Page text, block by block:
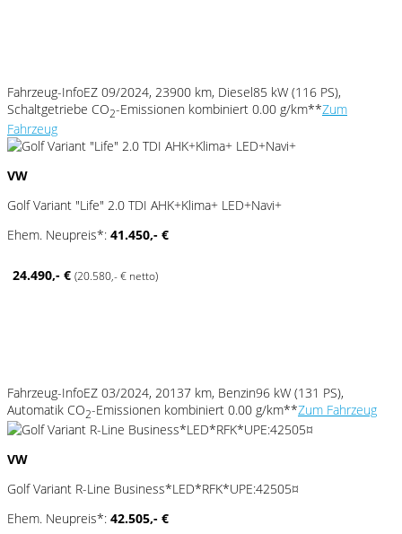
Fahrzeug-InfoEZ 09/2024, 23900 km, Diesel85 kW (116 PS),
Schaltgetriebe CO2-Emissionen kombiniert 0.00 g/km**Zum
Fahrzeug
VW
Golf Variant "Life" 2.0 TDI AHK+Klima+ LED+Navi+
Ehem. Neupreis*: 41.450,- €
24.490,- € (20.580,- € netto)
Fahrzeug-InfoEZ 03/2024, 20137 km, Benzin96 kW (131 PS),
Automatik CO2-Emissionen kombiniert 0.00 g/km**Zum Fahrzeug
VW
Golf Variant R-Line Business*LED*RFK*UPE:42505¤
Ehem. Neupreis*: 42.505,- €